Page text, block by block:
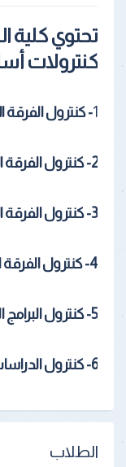
كنترولات
1- كنترول الفرقة
2- كنترول الفرقة الثانية.
3- كنترول الفرقة الثالثة.
4- كنترول الفرقة الرابعة.
5- كنترول البرامج الخاصة.
6- كنترول الدراسات العليا.
الطلاب